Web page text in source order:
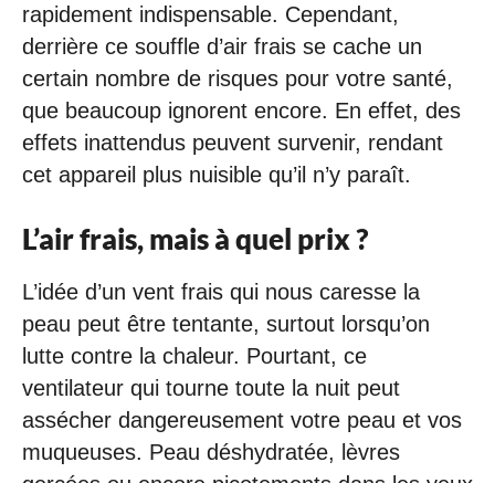
rapidement indispensable. Cependant,
derrière ce souffle d’air frais se cache un
certain nombre de risques pour votre santé,
que beaucoup ignorent encore. En effet, des
effets inattendus peuvent survenir, rendant
cet appareil plus nuisible qu’il n’y paraît.
L’air frais, mais à quel prix ?
L’idée d’un vent frais qui nous caresse la
peau peut être tentante, surtout lorsqu’on
lutte contre la chaleur. Pourtant, ce
ventilateur qui tourne toute la nuit peut
assécher dangereusement votre peau et vos
muqueuses. Peau déshydratée, lèvres